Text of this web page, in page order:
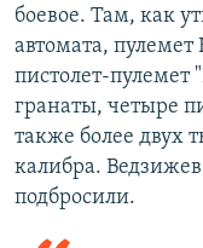
боевое. Там, как
автомата,
пистолет-пулемет
гранаты, четыре
также более двух
калибра.
подбросили.